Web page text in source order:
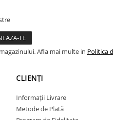
Afla mai multe in Politica
CLIENȚI
Informații Livrare
Metode de Plată